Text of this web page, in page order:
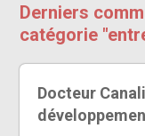
Derniers
catégorie
Docteur